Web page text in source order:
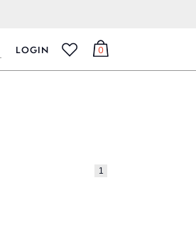
LOGIN
0
1